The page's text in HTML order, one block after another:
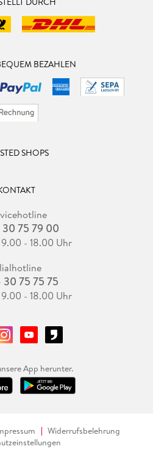
BEZAHLEN
SHOPS
75 79 00
- 18.00 Uhr
75 75 75
- 18.00 Uhr
App herunter.
Widerrufsbelehrung